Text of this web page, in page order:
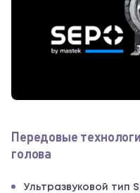
Передовые
голова
Ультразвуковой тип